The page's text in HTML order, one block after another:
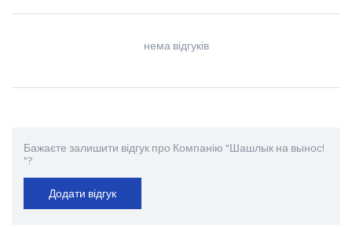
нема відгуків
Бажаєте залишити відгук про Компанію "Шашлык на вынос!
"?
Додати відгук